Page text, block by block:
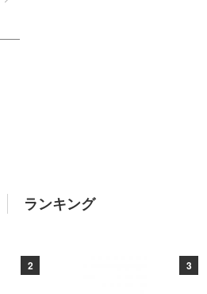
ランキング
2 3